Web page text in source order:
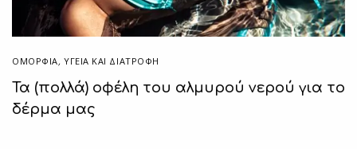
ΟΜΟΡΦΙΑ, ΥΓΕΊΑ ΚΑΙ ΔΙΑΤΡΟΦΉ
Τα (πολλά) οφέλη του αλμυρού νερού για το
δέρμα μας